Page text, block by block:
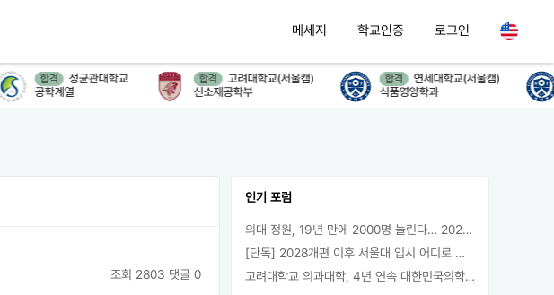
메세지 학교인증 로그인
합격
성균관대학교
공학계열
합격
고려대학교(서울캠)
신소재공학부
합격
연세대학교(서울캠)
식품영양학과
조회 2803 댓글 0
인기 포럼
의대 정원, 19년 만에 2000명 늘린다… 2025년 입시부터 적용
[단독] 2028개편 이후 서울대 입시 어디로 갈까.. ‘정시40% 폐지 추진’
고려대학교 의과대학, 4년 연속 대한민국의학한림원 정회원 최다 배출 外